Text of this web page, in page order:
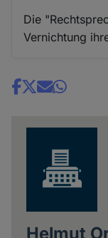
Die
Vernichtung
Share
Helmut